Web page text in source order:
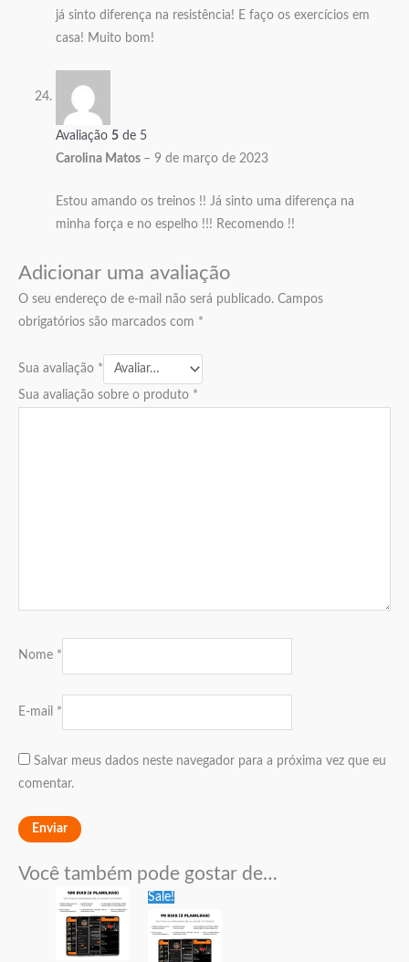
já sinto diferença na resistência! E faço os exercícios em
casa! Muito bom!
Avaliação5 de 5
Carolina Matos – 9 de março de 2023
Estou amando os treinos !! Já sinto uma diferença na
minha força e no espelho !!! Recomendo !!
Adicionar uma avaliação
O seu endereço de e-mail não será publicado. Campos
obrigatórios são marcados com *
Sua avaliação *
Sua avaliação sobre o produto *
Nome *
E-mail *
Salvar meus dados neste navegador para a próxima vez que eu
comentar.
Você também pode gostar de…
Sale!
O
preço
original
era:
R$477,00.
atual
é:
R$277,00.